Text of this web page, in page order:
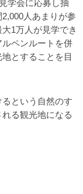
学会に応募し抽
人あまりが参
1万人が見学でき
ペンルートを併
とすることを目
という自然のす
る観光地になる